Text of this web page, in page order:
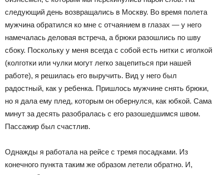
следующий день возвращались в Москву. Во время полета
мужчина обратился ко мне с отчаянием в глазах — у него
намечалась деловая встреча, а брюки разошлись по шву
сбоку. Поскольку у меня всегда с собой есть нитки с иголкой
(колготки или чулки могут легко зацепиться при нашей
работе), я решилась его выручить. Вид у него был
радостный, как у ребенка. Пришлось мужчине снять брюки,
но я дала ему плед, которым он обернулся, как юбкой. Сама
минут за десять разобралась с его разошедшимся швом.
Пассажир был счастлив.
Однажды я работала на рейсе с тремя посадками. Из
конечного пункта таким же образом летели обратно. И,